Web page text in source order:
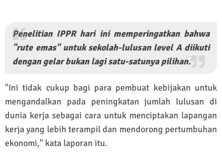
Penelitian IPPR hari ini memperingatkan bahwa
"rute emas" untuk sekolah-lulusan level A diikuti
dengan gelar bukan lagi satu-satunya pilihan.
"Ini tidak cukup bagi para pembuat kebijakan untuk
mengandalkan pada peningkatan jumlah lulusan di
dunia kerja sebagai cara untuk menciptakan lapangan
kerja yang lebih terampil dan mendorong pertumbuhan
ekonomi," kata laporan itu.